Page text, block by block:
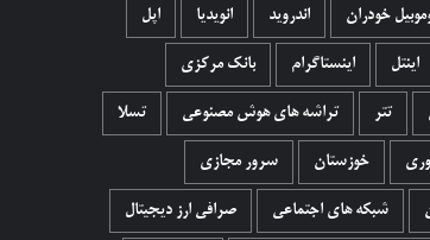
خودران اندروید انویدیا اپل
اینتل اینستاگرام بانک مرکزی
تتر تراشه های هوش مصنوعی تسلا
خوزستان سرور مجازی
شبکه های اجتماعی صرافی ارز دیجیتال